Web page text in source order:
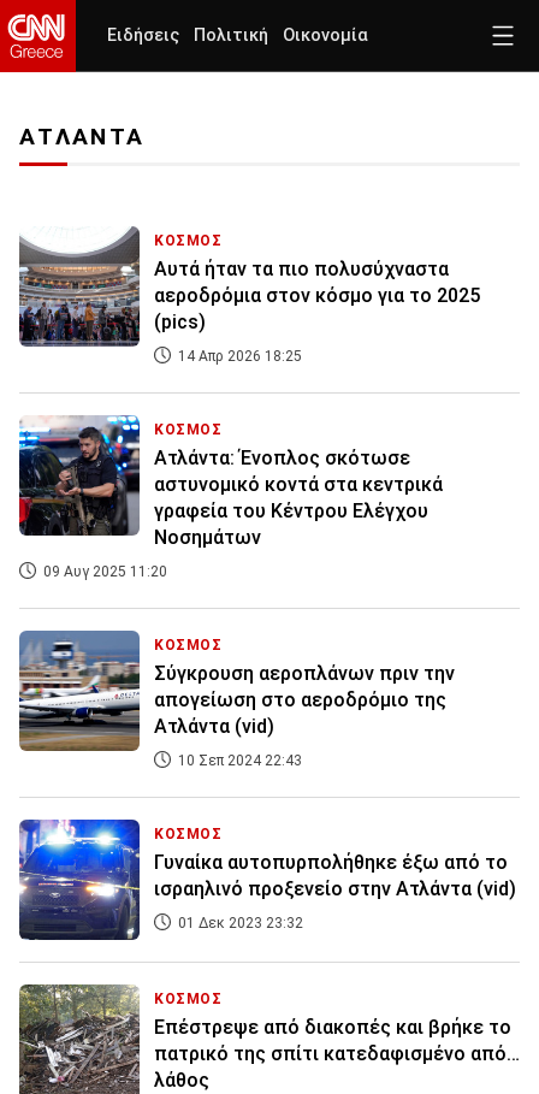
Ειδήσεις Πολιτική Οικονομία
ΑΤΛΑΝΤΑ
ΚΟΣΜΟΣ
Αυτά ήταν τα πιο πολυσύχναστα
αεροδρόμια στον κόσμο για το 2025
(pics)
14 Απρ 2026 18:25
ΚΟΣΜΟΣ
Ατλάντα: Ένοπλος σκότωσε
αστυνομικό κοντά στα κεντρικά
γραφεία του Κέντρου Ελέγχου
Νοσημάτων
09 Αυγ 2025 11:20
ΚΟΣΜΟΣ
Σύγκρουση αεροπλάνων πριν την
απογείωση στο αεροδρόμιο της
Ατλάντα (vid)
10 Σεπ 2024 22:43
ΚΟΣΜΟΣ
Γυναίκα αυτοπυρπολήθηκε έξω από το
ισραηλινό προξενείο στην Ατλάντα (vid)
01 Δεκ 2023 23:32
ΚΟΣΜΟΣ
Επέστρεψε από διακοπές και βρήκε το
πατρικό της σπίτι κατεδαφισμένο από…
λάθος